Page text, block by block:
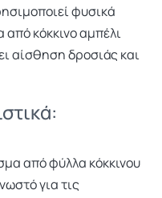
φυσικά
κόκκινο αμπέλι
αίσθηση δροσιάς και
από φύλλα κόκκινου
για τις